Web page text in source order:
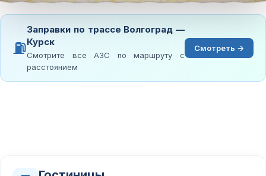
⛽
Заправки по трассе Волгоград —
Курск
Смотрите все АЗС по маршруту с
расстоянием
Смотреть →